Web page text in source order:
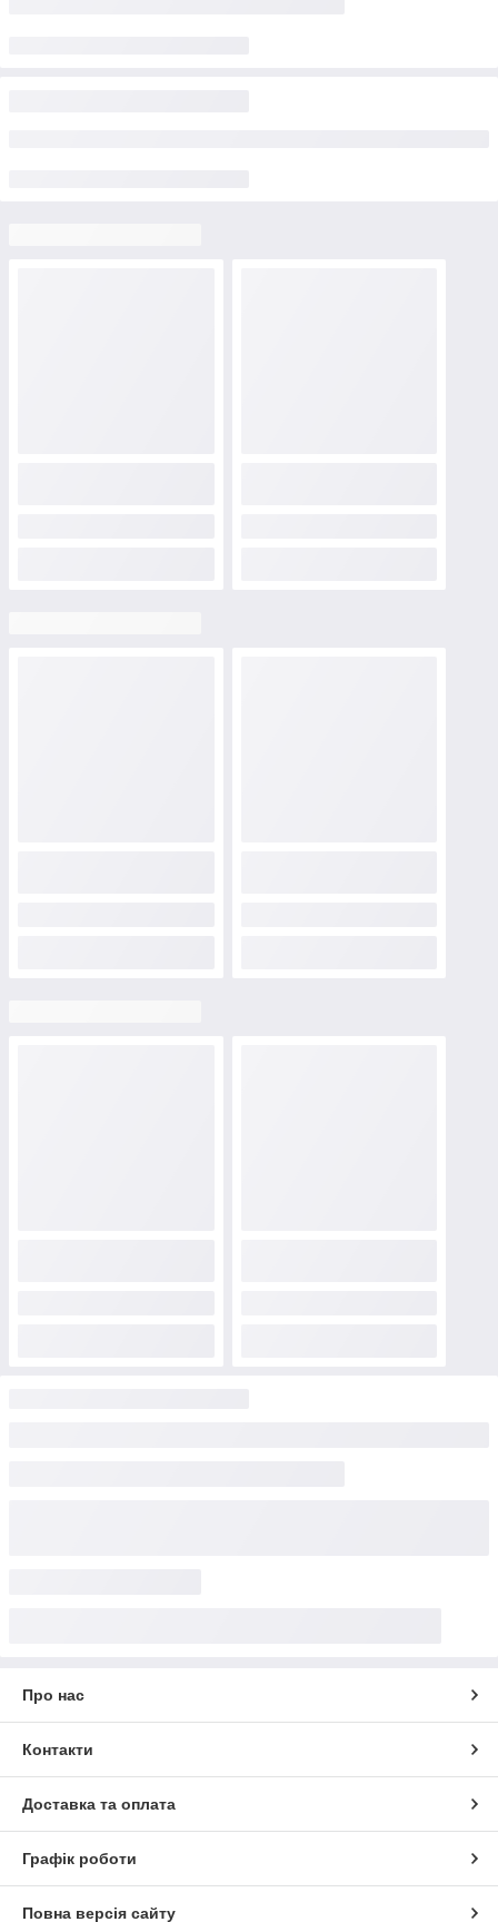
Про нас
Контакти
Доставка та оплата
Графік роботи
Повна версія сайту